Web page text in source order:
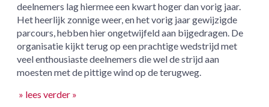
deelnemers lag hiermee een kwart hoger dan vorig jaar.
Het heerlijk zonnige weer, en het vorig jaar gewijzigde
parcours, hebben hier ongetwijfeld aan bijgedragen. De
organisatie kijkt terug op een prachtige wedstrijd met
veel enthousiaste deelnemers die wel de strijd aan
moesten met de pittige wind op de terugweg.
» lees verder »